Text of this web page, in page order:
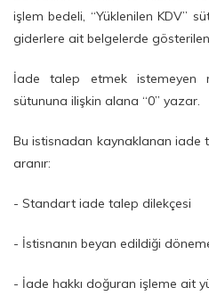
işlem bedeli, “Yüklenilen KDV”
giderlere ait belgelerde gösterilen
İade talep etmek istemeyen
sütununa ilişkin alana “0” yazar.
Bu istisnadan kaynaklanan iade
aranır:
- Standart iade talep dilekçesi
- İstisnanın beyan edildiği
- İade hakkı doğuran işleme ait